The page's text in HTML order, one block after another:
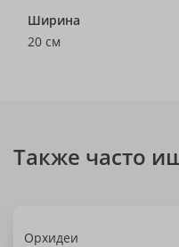
Ширина
20 см
Также часто
Орхидеи